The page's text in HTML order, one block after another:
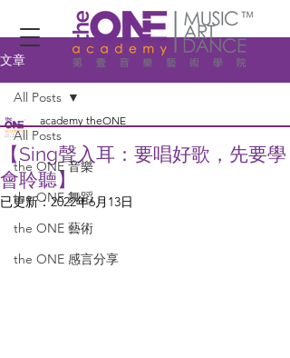
文章
All Posts
the ONE 音樂
the ONE 舞蹈
the ONE 藝術
the ONE 感言分享
All Posts
【Sing聲入耳：要唱好歌，先要學
會聆聽】
academy theONE
已更新：2022年6月13日